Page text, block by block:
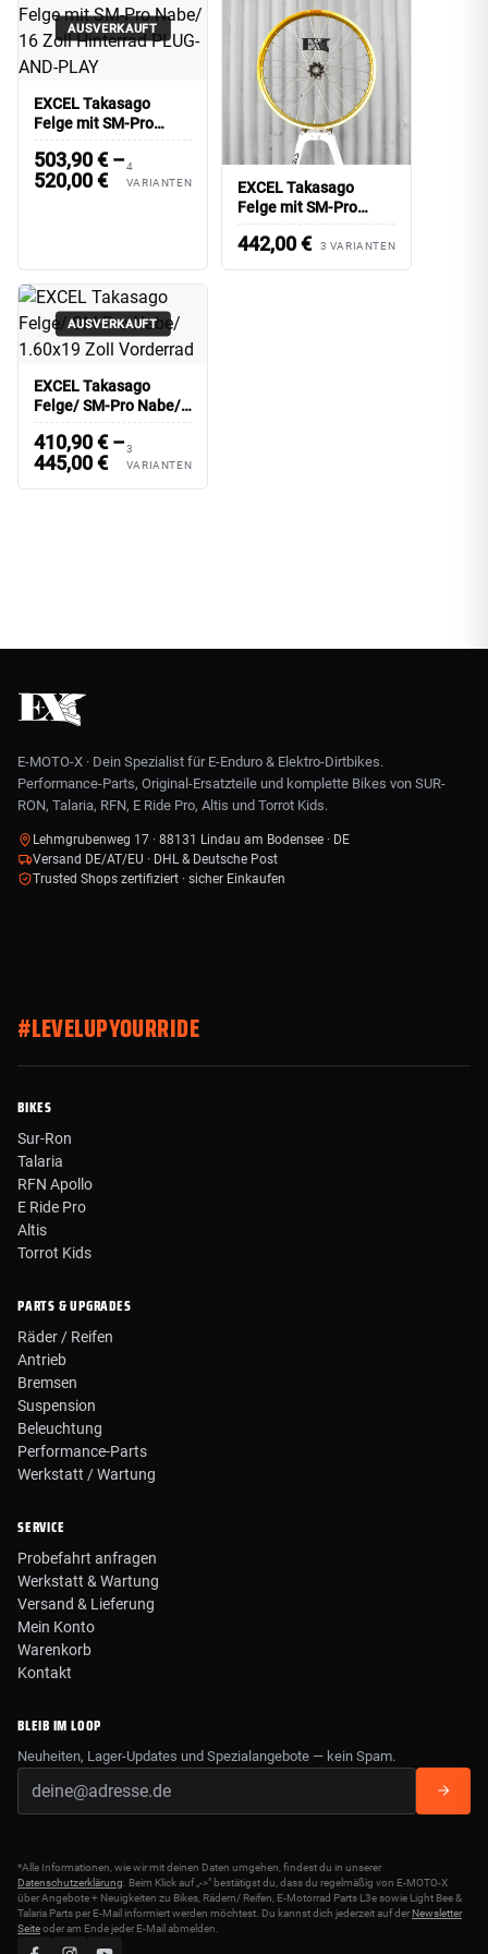
AUSVERKAUFT
EXCEL Takasago
Felge mit SM-Pro
Nabe/ 16 Zoll
Hinterrad PLUG-AND-
PLAY
503,90€ –
520,00€
4
VARIANTEN
EXCEL Takasago
Felge mit SM-Pro
Nabe/ 21 Zoll
Vorderrad
442,00€ 3 VARIANTEN
AUSVERKAUFT
EXCEL Takasago
Felge/ SM-Pro Nabe/
1.60x19 Zoll Vorderrad
410,90€–
445,00€
3
VARIANTEN
E-MOTO-X · Dein Spezialist für E-Enduro & Elektro-Dirtbikes.
Performance-Parts, Original-Ersatzteile und komplette Bikes von SUR-
RON, Talaria, RFN, E Ride Pro, Altis und Torrot Kids.
Lehmgrubenweg 17 · 88131 Lindau am Bodensee · DE
Versand DE/AT/EU · DHL & Deutsche Post
Trusted Shops zertifiziert · sicher Einkaufen
#LEVELUPYOURRIDE
BIKES
Sur-Ron
Talaria
RFN Apollo
E Ride Pro
Altis
Torrot Kids
PARTS & UPGRADES
Räder / Reifen
Antrieb
Bremsen
Suspension
Beleuchtung
Performance-Parts
Werkstatt / Wartung
SERVICE
Probefahrt anfragen
Werkstatt & Wartung
Versand & Lieferung
Mein Konto
Warenkorb
Kontakt
BLEIB IM LOOP
Neuheiten, Lager-Updates und Spezialangebote — kein Spam.
*Alle Informationen, wie wir mit deinen Daten umgehen, findest du in unserer
Datenschutzerklärung . Beim Klick auf „->" bestätigst du, dass du regelmäßig von E-MOTO-X
über Angebote + Neuigkeiten zu Bikes, Rädern/ Reifen, E-Motorrad Parts L3e sowie Light Bee &
Talaria Parts per E-Mail informiert werden möchtest. Du kannst dich jederzeit auf der Newsletter
Seiteoder am Ende jeder E-Mail abmelden.